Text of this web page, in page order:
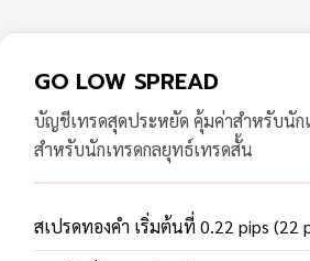
GO LOW SPREAD
บัญชีเทรดสุดประหยัด คุ้มค่าสำหรับนัก
สำหรับนักเทรดกลยุทธ์เทรดสั้น
สเปรดทองคำ เริ่มต้นที่ 0.22 pips (22